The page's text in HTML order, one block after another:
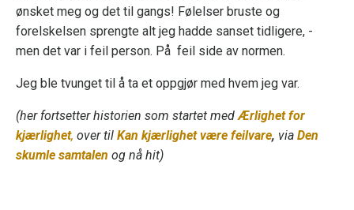
ønsket meg og det til gangs! Følelser bruste og
forelskelsen sprengte alt jeg hadde sanset tidligere, -
men det var i feil person. På feil side av normen.
Jeg ble tvunget til å ta et oppgjør med hvem jeg var.
(her fortsetter historien som startet medÆrlighet for
kjærlighet, over til Kan kjærlighet være feilvare, via Den
skumle samtalen og nå hit)